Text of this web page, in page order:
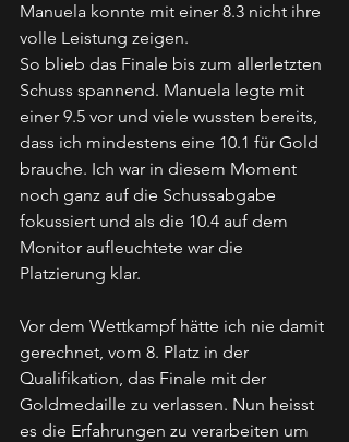
Manuela konnte mit einer 8.3 nicht ihre
volle Leistung zeigen.
So blieb das Finale bis zum allerletzten
Schuss spannend. Manuela legte mit
einer 9.5 vor und viele wussten bereits,
dass ich mindestens eine 10.1 für Gold
brauche. Ich war in diesem Moment
noch ganz auf die Schussabgabe
fokussiert und als die 10.4 auf dem
Monitor aufleuchtete war die
Platzierung klar.
Vor dem Wettkampf hätte ich nie damit
gerechnet, vom 8. Platz in der
Qualifikation, das Finale mit der
Goldmedaille zu verlassen. Nun heisst
es die Erfahrungen zu verarbeiten um